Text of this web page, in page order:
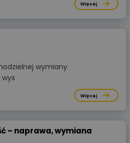
Więcej
wymiany
Więcej
– naprawa, wymiana